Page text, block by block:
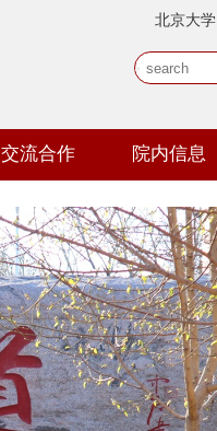
北京大学
交流合作 院内信息